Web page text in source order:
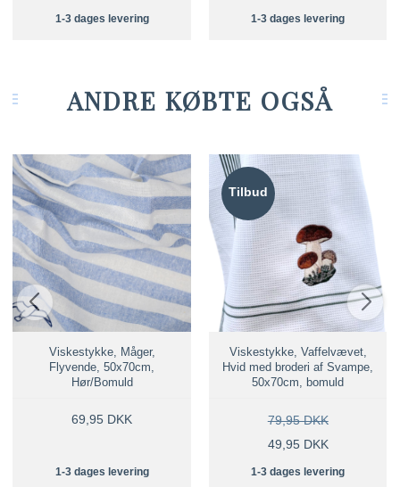
1-3 dages levering 1-3 dages levering
ANDRE KØBTE OGSÅ
Viskestykke, Måger,
Flyvende, 50x70cm,
Hør/Bomuld
69,95 DKK
1-3 dages levering
Tilbud
Viskestykke, Vaffelvævet,
Hvid med broderi af Svampe,
50x70cm, bomuld
79,95 DKK
49,95 DKK
1-3 dages levering